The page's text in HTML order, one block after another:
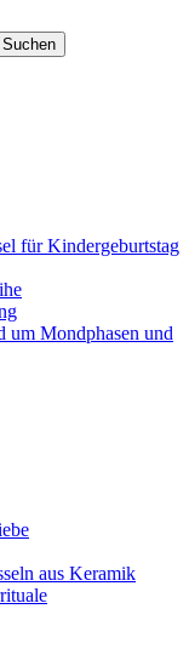
für Kindergeburtstag
um Mondphasen und
aus Keramik